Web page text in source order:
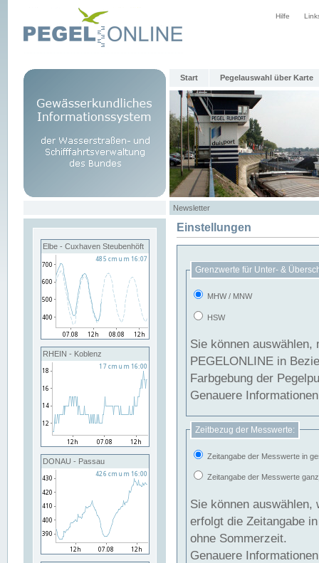
Hilfe
Start Pegelauswahl über Karte
Newsletter
Elbe - Cuxhaven Steubenhöft
RHEIN - Koblenz
DONAU - Passau
Einstellungen
Grenzwerte für Unter- &
MHW / MNW
HSW
Sie können
PEGELONLINE in Beziehung
Farbgebung der
Genauere
Zeitbezug der Messwerte:
Zeitangabe der Messwerte in
Zeitangabe der Messwerte
Sie können auswählen,
erfolgt die Zeitangabe
ohne Sommerzeit.
Genauere